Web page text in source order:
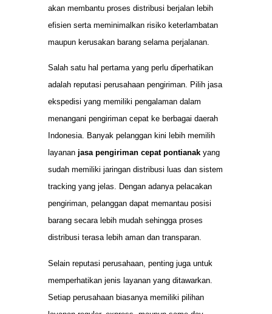
akan membantu proses distribusi berjalan lebih
efisien serta meminimalkan risiko keterlambatan
maupun kerusakan barang selama perjalanan.
Salah satu hal pertama yang perlu diperhatikan
adalah reputasi perusahaan pengiriman. Pilih jasa
ekspedisi yang memiliki pengalaman dalam
menangani pengiriman cepat ke berbagai daerah
Indonesia. Banyak pelanggan kini lebih memilih
layanan jasa pengiriman cepat pontianak yang
sudah memiliki jaringan distribusi luas dan sistem
tracking yang jelas. Dengan adanya pelacakan
pengiriman, pelanggan dapat memantau posisi
barang secara lebih mudah sehingga proses
distribusi terasa lebih aman dan transparan.
Selain reputasi perusahaan, penting juga untuk
memperhatikan jenis layanan yang ditawarkan.
Setiap perusahaan biasanya memiliki pilihan